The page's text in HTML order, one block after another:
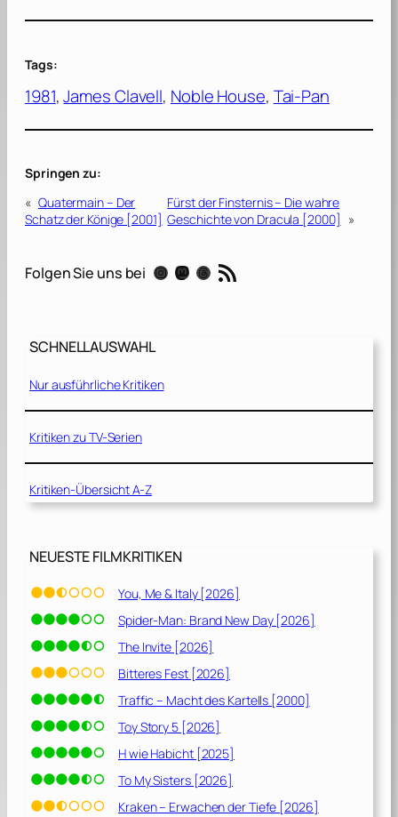
Tags:
1981, James Clavell, Noble House, Tai-Pan
Springen zu:
« Quatermain – Der
Schatz der Könige [2001]
Fürst der Finsternis – Die wahre
Geschichte von Dracula [2000]
»
Folgen Sie uns bei Instagram Mastodon Threads RSS-Feed
SCHNELLAUSWAHL
Nur ausführliche Kritiken
Kritiken zu TV-Serien
Kritiken-Übersicht A-Z
NEUESTE FILMKRITIKEN
You, Me & Italy [2026]
Spider-Man: Brand New Day [2026]
The Invite [2026]
Bitteres Fest [2026]
Traffic – Macht des Kartells [2000]
Toy Story 5 [2026]
H wie Habicht [2025]
To My Sisters [2026]
Kraken – Erwachen der Tiefe [2026]